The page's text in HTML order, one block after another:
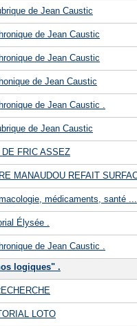
de Jean Caustic
de Jean Caustic
de Jean Caustic
de Jean Caustic
de Jean Caustic .
de Jean Caustic
DE FRIC ASSEZ
MANAUDOU REFAIT
médicaments, santé ...
Élysée .
de Jean Caustic .
logiques" .
LOTO